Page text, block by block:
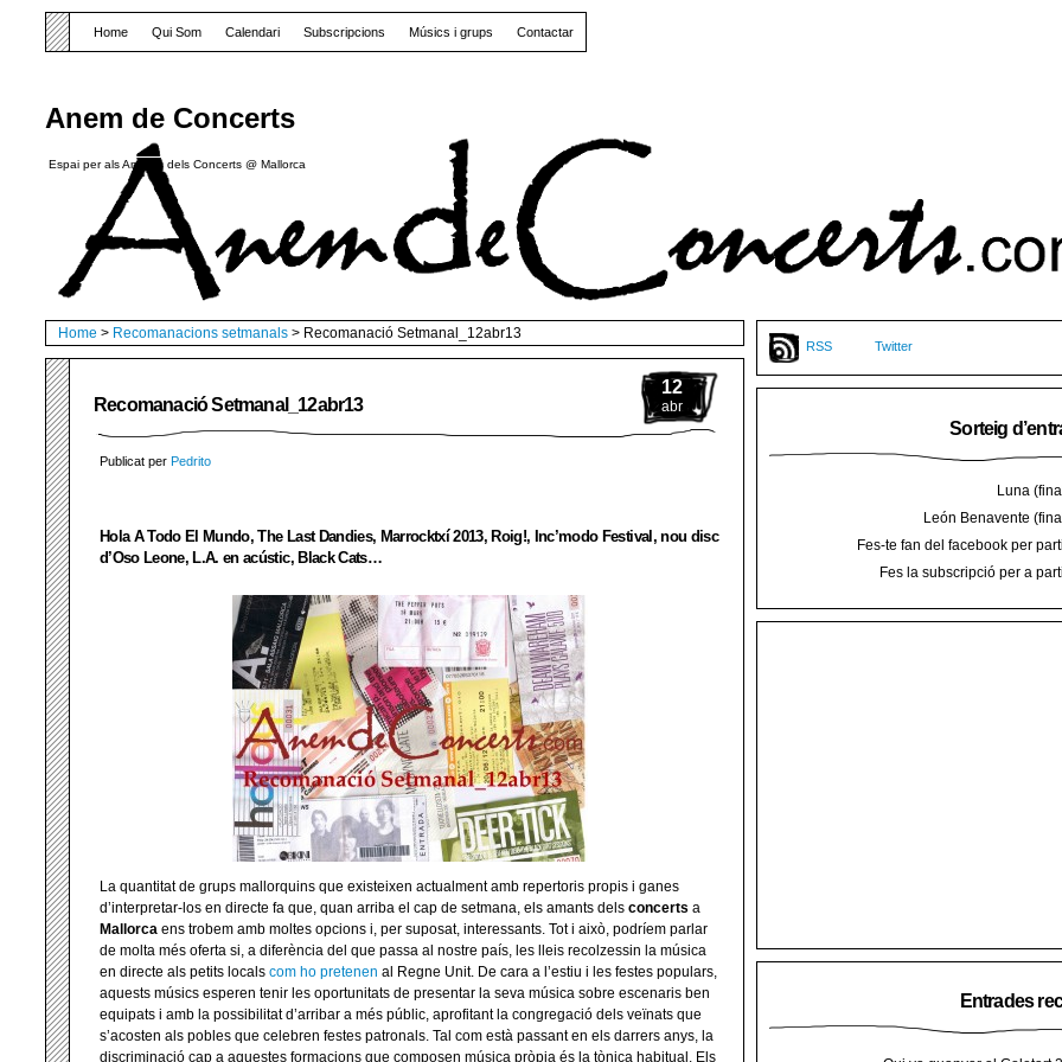
Anem de Concerts
Espai per als Amants dels Concerts @ Mallorca
Home Qui Som Calendari Subscripcions Músics i grups Contactar
Home > Recomanacions setmanals > Recomanació Setmanal_12abr13
12
abr
Recomanació Setmanal_12abr13
Publicat per Pedrito
Hola A Todo El Mundo, The Last Dandies, Marrocktxí 2013, Roig!, Inc’modo Festival, nou disc
d’Oso Leone, L.A. en acústic, Black Cats…
La quantitat de grups mallorquins que existeixen actualment amb repertoris propis i ganes
d’interpretar-los en directe fa que, quan arriba el cap de setmana, els amants dels concerts a
Mallorca ens trobem amb moltes opcions i, per suposat, interessants. Tot i això, podríem parlar
de molta més oferta si, a diferència del que passa al nostre país, les lleis recolzessin la música
en directe als petits locals com ho pretenen al Regne Unit. De cara a l’estiu i les festes populars,
aquests músics esperen tenir les oportunitats de presentar la seva música sobre escenaris ben
equipats i amb la possibilitat d’arribar a més públic, aprofitant la congregació dels veïnats que
s’acosten als pobles que celebren festes patronals. Tal com està passant en els darrers anys, la
discriminació cap a aquestes formacions que composen música pròpia és la tònica habitual. Els
RSS Twitter
Sorteig
Luna
León Benavente
Fes-te fan del facebook per
Fes la subscripció per a
Entrades